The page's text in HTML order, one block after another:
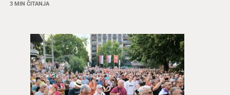
3 MIN ČITANJA